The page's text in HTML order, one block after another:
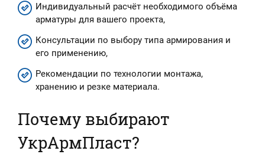
Индивидуальный расчёт необходимого объёма
арматуры для вашего проекта,
Консультации по выбору типа армирования и
его применению,
Рекомендации по технологии монтажа,
хранению и резке материала.
Почему выбирают
УкрАрмПласт?